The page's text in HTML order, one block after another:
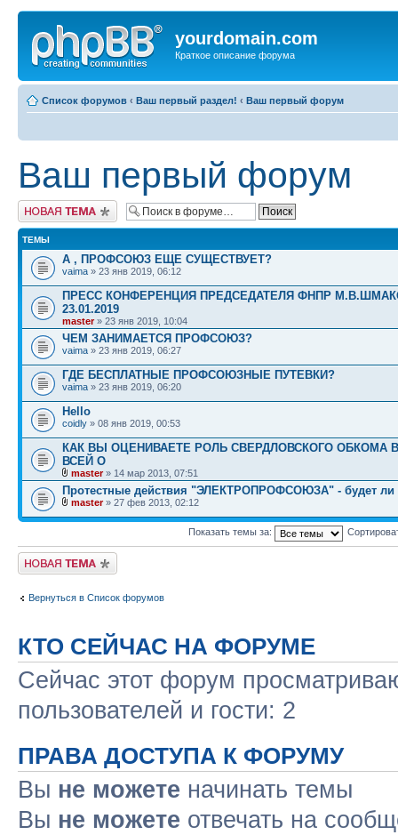
yourdomain.com
Краткое описание форума
Список форумов ‹ Ваш первый раздел! ‹ Ваш первый форум
Ваш первый форум
Начать новую тему
ТЕМЫ
А , ПРОФСОЮЗ ЕЩЕ СУЩЕСТВУЕТ?
vaima » 23 янв 2019, 06:12
ПРЕСС КОНФЕРЕНЦИЯ ПРЕДСЕДАТЕЛЯ ФНПР
23.01.2019
master» 23 янв 2019, 10:04
ЧЕМ ЗАНИМАЕТСЯ ПРОФСОЮЗ?
vaima » 23 янв 2019, 06:27
ГДЕ БЕСПЛАТНЫЕ ПРОФСОЮЗНЫЕ ПУТЕВКИ?
vaima » 23 янв 2019, 06:20
Hello
coidly » 08 янв 2019, 00:53
КАК ВЫ ОЦЕНИВАЕТЕ РОЛЬ СВЕРДЛОВСКОГО ОБКОМА
ВСЕЙ О
master» 14 мар 2013, 07:51
Протестные действия "ЭЛЕКТРОПРОФСОЮЗА" - будет ли
master» 27 фев 2013, 02:12
Показать темы за:
Начать новую тему
Вернуться в Список форумов
КТО СЕЙЧАС НА ФОРУМЕ
Сейчас этот форум
пользователей и гости: 2
ПРАВА ДОСТУПА К ФОРУМУ
Вы не можете начинать темы
Вы не можете отвечать на